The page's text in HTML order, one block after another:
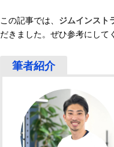
この記事では、 ジムインスト
だきました。ぜひ参考にして